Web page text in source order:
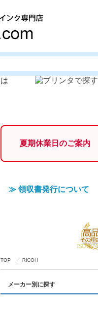
夏期休業日のご案内
≫ 領収書発行について
TOP RICOH
メーカー別に探す